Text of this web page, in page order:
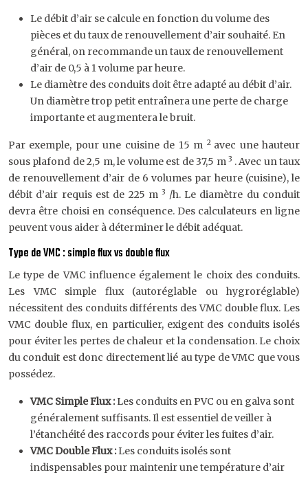
Le débit d’air se calcule en fonction du volume des
pièces et du taux de renouvellement d’air souhaité. En
général, on recommande un taux de renouvellement
d’air de 0,5 à 1 volume par heure.
Le diamètre des conduits doit être adapté au débit d’air.
Un diamètre trop petit entraînera une perte de charge
importante et augmentera le bruit.
Par exemple, pour une cuisine de 15 m 2 avec une hauteur
sous plafond de 2,5 m, le volume est de 37,5 m3 . Avec un taux
de renouvellement d’air de 6 volumes par heure (cuisine), le
débit d’air requis est de 225 m3 /h. Le diamètre du conduit
devra être choisi en conséquence. Des calculateurs en ligne
peuvent vous aider à déterminer le débit adéquat.
Type de VMC : simple flux vs double flux
Le type de VMC influence également le choix des conduits.
Les VMC simple flux (autoréglable ou hygroréglable)
nécessitent des conduits différents des VMC double flux. Les
VMC double flux, en particulier, exigent des conduits isolés
pour éviter les pertes de chaleur et la condensation. Le choix
du conduit est donc directement lié au type de VMC que vous
possédez.
VMC Simple Flux :Les conduits en PVC ou en galva sont
généralement suffisants. Il est essentiel de veiller à
l’étanchéité des raccords pour éviter les fuites d’air.
VMC Double Flux :Les conduits isolés sont
indispensables pour maintenir une température d’air